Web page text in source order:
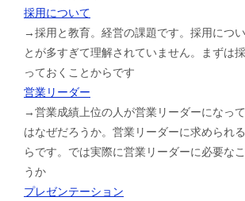
採用について
→採用と教育。経営の課題です。採用につ
とが多すぎて理解されていません。まずは
っておくことからです
営業リーダー
→営業成績上位の人が営業リーダーになっ
はなぜだろうか。営業リーダーに求められ
らです。では実際に営業リーダーに必要な
うか
プレゼンテーション